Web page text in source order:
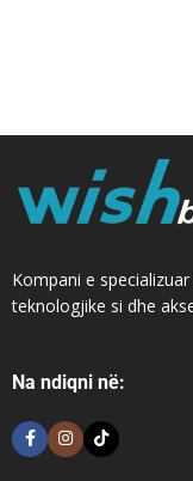
Kompani e
teknologjike si dhe
Na ndiqni në: